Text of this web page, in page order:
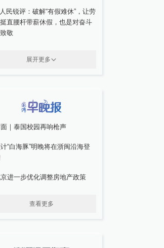
人民锐评：破解“有假难休”，让劳
直腰杆带薪休假，也是对奋斗
敬
展开更多
｜泰国校园再响枪声
“白海豚”明晚将在浙闽沿海登
进一步优化调整房地产政策
查看更多